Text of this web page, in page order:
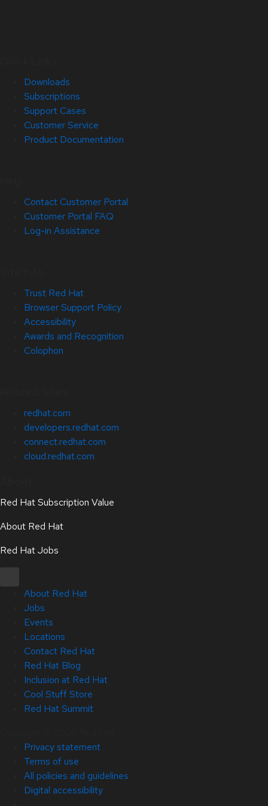
Downloads
Subscriptions
Support Cases
Customer Service
Product Documentation
Contact Customer Portal
Customer Portal FAQ
Log-in Assistance
Trust Red Hat
Browser Support Policy
Accessibility
Awards and Recognition
Colophon
redhat.com
developers.redhat.com
connect.redhat.com
cloud.redhat.com
Red Hat Subscription Value
About Red Hat
Red Hat Jobs
About Red Hat
Jobs
Events
Locations
Contact Red Hat
Red Hat Blog
Inclusion at Red Hat
Cool Stuff Store
Red Hat Summit
Privacy statement
Terms of use
All policies and guidelines
Digital accessibility